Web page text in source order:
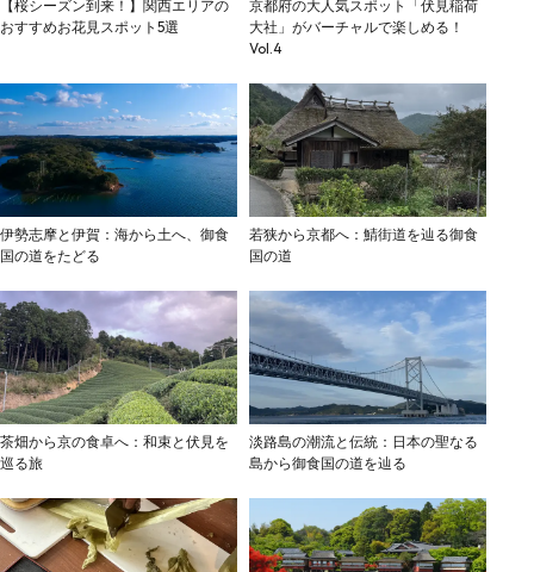
【桜シーズン到来！】関西エリアの
おすすめお花見スポット5選
京都府の大人気スポット「伏見稲荷
大社」がバーチャルで楽しめる！
Vol.4
伊勢志摩と伊賀：海から土へ、御食
国の道をたどる
若狭から京都へ：鯖街道を辿る御食
国の道
茶畑から京の食卓へ：和束と伏見を
巡る旅
淡路島の潮流と伝統：日本の聖なる
島から御食国の道を辿る